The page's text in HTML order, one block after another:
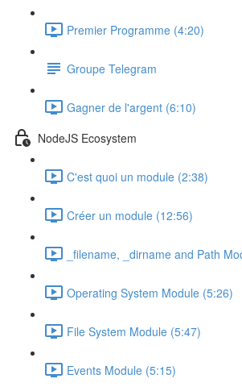
Premier Programme (4:20)
Groupe Telegram
Gagner de l'argent (6:10)
NodeJS Ecosystem
C'est quoi un module (2:38)
Créer un module (12:56)
_filename, _dirname and Path
Operating System Module (5:26)
File System Module (5:47)
Events Module (5:15)